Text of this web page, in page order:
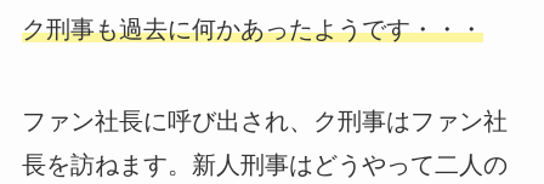
ク刑事も過去に何かあったようです・・・
ファン社長に呼び出され、ク刑事はファン社
長を訪ねます。新人刑事はどうやって二人の